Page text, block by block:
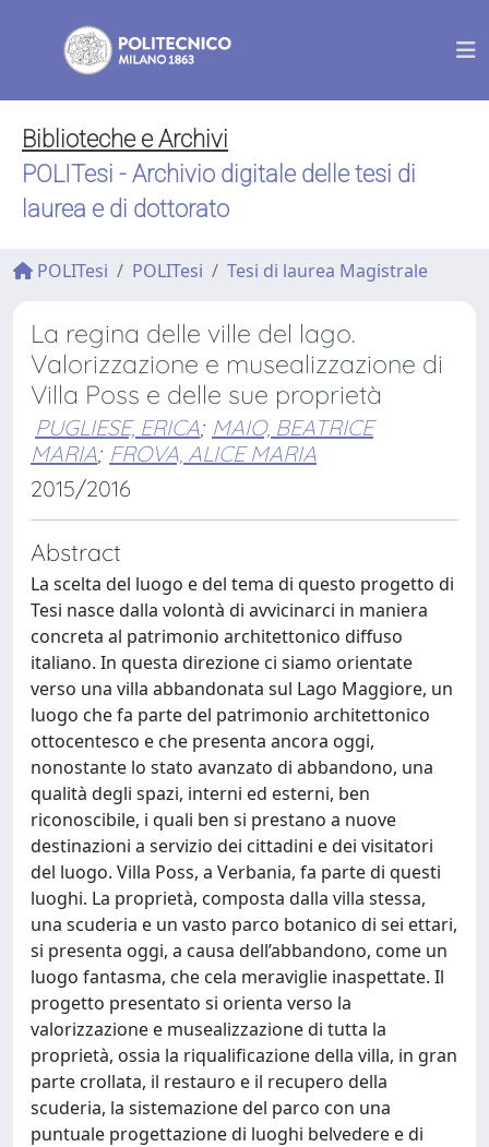
Biblioteche e Archivi
POLITesi - Archivio digitale delle tesi di
laurea e di dottorato
POLITesi POLITesi Tesi di laurea Magistrale
La regina delle ville del lago.
Valorizzazione e musealizzazione di
Villa Poss e delle sue proprietà
PUGLIESE, ERICA; MAIO, BEATRICE
MARIA; FROVA, ALICE MARIA
2015/2016
Abstract
La scelta del luogo e del tema di questo progetto di
Tesi nasce dalla volontà di avvicinarci in maniera
concreta al patrimonio architettonico diffuso
italiano. In questa direzione ci siamo orientate
verso una villa abbandonata sul Lago Maggiore, un
luogo che fa parte del patrimonio architettonico
ottocentesco e che presenta ancora oggi,
nonostante lo stato avanzato di abbandono, una
qualità degli spazi, interni ed esterni, ben
riconoscibile, i quali ben si prestano a nuove
destinazioni a servizio dei cittadini e dei visitatori
del luogo. Villa Poss, a Verbania, fa parte di questi
luoghi. La proprietà, composta dalla villa stessa,
una scuderia e un vasto parco botanico di sei ettari,
si presenta oggi, a causa dell’abbandono, come un
luogo fantasma, che cela meraviglie inaspettate. Il
progetto presentato si orienta verso la
valorizzazione e musealizzazione di tutta la
proprietà, ossia la riqualificazione della villa, in gran
parte crollata, il restauro e il recupero della
scuderia, la sistemazione del parco con una
puntuale progettazione di luoghi belvedere e di